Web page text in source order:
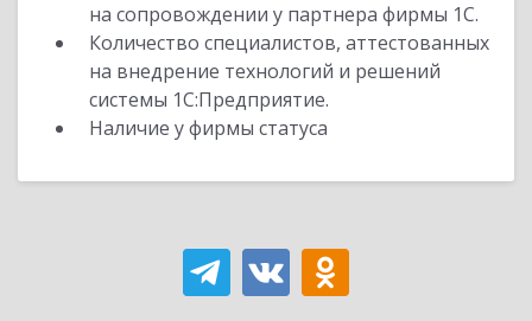
на сопровождении у партнера фирмы 1С.
Количество специалистов, аттестованных
на внедрение технологий и решений
системы 1С:Предприятие.
Наличие у фирмы статуса